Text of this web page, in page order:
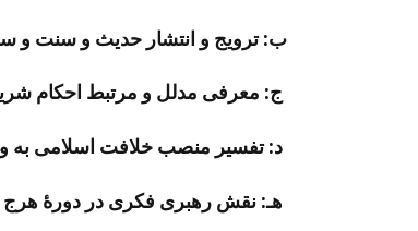
ب: ترویج و انتشار حدیث و سنت و
ج: معرفی مدلل و مرتبط احکام
د: تفسیر منصب خلافت اسلامی به
هـ: نقش رهبری فکری در دورۀ هرج